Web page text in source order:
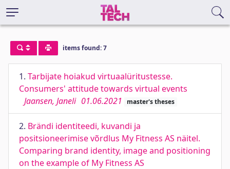
items found: 7
1. Tarbijate hoiakud virtuaalüritustesse.
Consumers' attitude towards virtual events
Jaansen, Janeli 01.06.2021 master's theses
2. Brändi identiteedi, kuvandi ja
positsioneerimise võrdlus My Fitness AS näitel.
Comparing brand identity, image and positioning
on the example of My Fitness AS